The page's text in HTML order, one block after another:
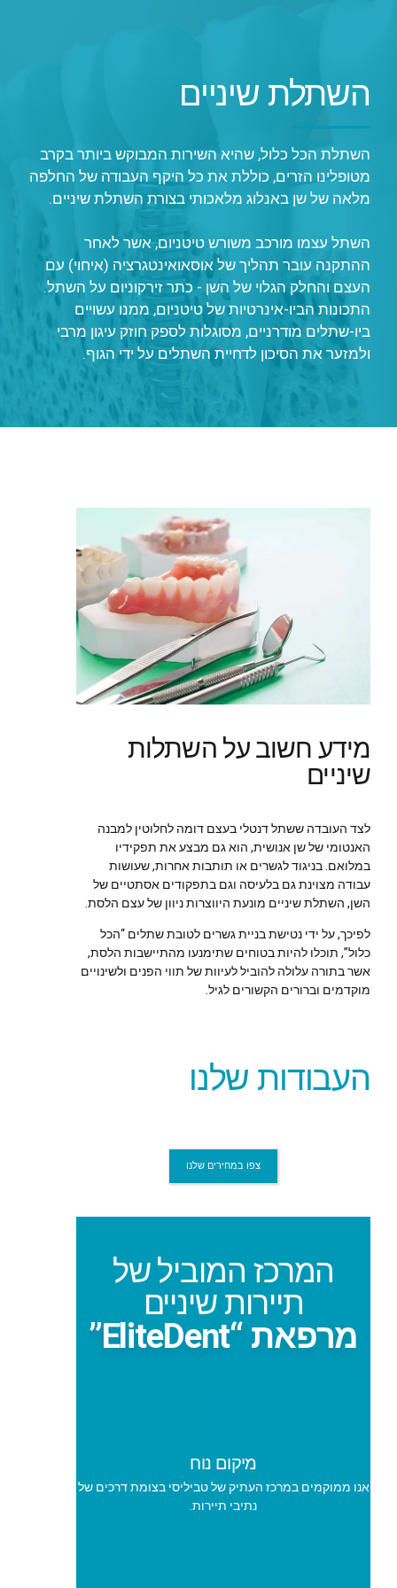
השתלת שיניים
השתלת הכל כלול, שהיא השירות המבוקש ביותר בקרב
מטופלינו הזרים, כוללת את כל היקף העבודה של החלפה
מלאה של שן באנלוג מלאכותי בצורת השתלת שיניים.
השתל עצמו מורכב משורש טיטניום, אשר לאחר
ההתקנה עובר תהליך של אוסאואינטגרציה (איחוי) עם
העצם והחלק הגלוי של השן - כתר זירקוניום על השתל.
התכונות הביו-אינרטיות של טיטניום, ממנו עשויים
ביו-שתלים מודרניים, מסוגלות לספק חוזק עיגון מרבי
ולמזער את הסיכון לדחיית השתלים על ידי הגוף.
מידע חשוב על השתלות
שיניים
לצד העובדה ששתל דנטלי בעצם דומה לחלוטין למבנה
האנטומי של שן אנושית, הוא גם מבצע את תפקידיו
במלואם. בניגוד לגשרים או תותבות אחרות, שעושות
עבודה מצוינת גם בלעיסה וגם בתפקודים אסתטיים של
השן, השתלת שיניים מונעת היווצרות ניוון של עצם הלסת.
לפיכך, על ידי נטישת בניית גשרים לטובת שתלים “הכל
כלול”, תוכלו להיות בטוחים שתימנעו מהתיישבות הלסת,
אשר בתורה עלולה להוביל לעיוות של תווי הפנים ולשינויים
מוקדמים וברורים הקשורים לגיל.
העבודות שלנו
צפו במחירים שלנו
המרכז המוביל של
תיירות שיניים
מרפאת “EliteDent”
מיקום נוח
אנו ממוקמים במרכז העתיק של טביליסי בצומת דרכים של
נתיבי תיירות.